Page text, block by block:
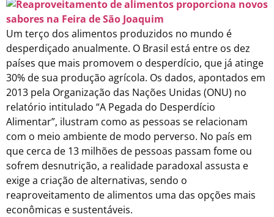
Um terço dos alimentos produzidos no mundo é
desperdiçado anualmente. O Brasil está entre os dez
países que mais promovem o desperdício, que já atinge
30% de sua produção agrícola. Os dados, apontados em
2013 pela Organização das Nações Unidas (ONU) no
relatório intitulado “A Pegada do Desperdício
Alimentar”, ilustram como as pessoas se relacionam
com o meio ambiente de modo perverso. No país em
que cerca de 13 milhões de pessoas passam fome ou
sofrem desnutrição, a realidade paradoxal assusta e
exige a criação de alternativas, sendo o
reaproveitamento de alimentos uma das opções mais
econômicas e sustentáveis.